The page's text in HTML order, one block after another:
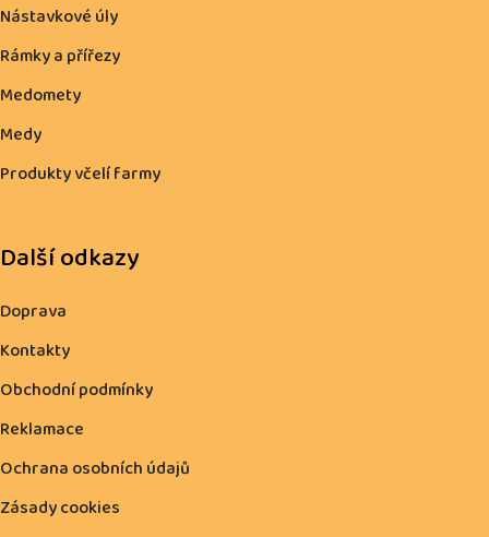
Nástavkové úly
Rámky a přířezy
Medomety
Medy
Produkty včelí farmy
Další odkazy
Doprava
Kontakty
Obchodní podmínky
Reklamace
Ochrana osobních údajů
Zásady cookies